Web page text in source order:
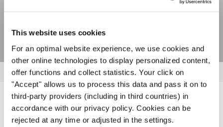
This website uses cookies
For an optimal website experience, we use cookies and
other online technologies to display personalized content,
offer functions and collect statistics. Your click on
"Accept" allows us to process this data and pass it on to
third-party providers (including in third countries) in
accordance with our privacy policy. Cookies can be
rejected at any time or adjusted in the settings.
VERWANDTE NEWS